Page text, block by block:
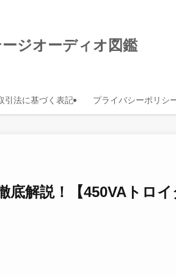
ジオーディオ図鑑
引法に基づく表記 プライバシーポリシ
解説！【450VAトロイ